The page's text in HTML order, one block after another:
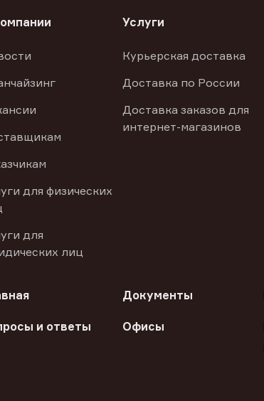
для физических
для
лиц
Услуги
Курьерская доставка
Доставка по России
Доставка заказов для
интернет-магазинов
Документы
и ответы Офисы